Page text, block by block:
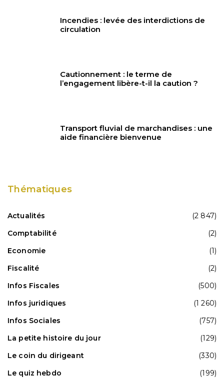
Incendies : levée des interdictions de
circulation
Cautionnement : le terme de
l’engagement libère-t-il la caution ?
Transport fluvial de marchandises : une
aide financière bienvenue
Thématiques
Actualités
(2 847)
Comptabilité
(2)
Economie
(1)
Fiscalité
(2)
Infos Fiscales
(500)
Infos juridiques
(1 260)
Infos Sociales
(757)
La petite histoire du jour
(129)
Le coin du dirigeant
(330)
Le quiz hebdo
(199)